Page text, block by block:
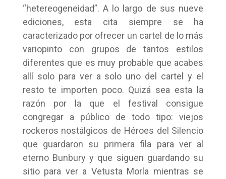
“hetereogeneidad”. A lo largo de sus nueve
ediciones, esta cita siempre se ha
caracterizado por ofrecer un cartel de lo más
variopinto con grupos de tantos estilos
diferentes que es muy probable que acabes
allí solo para ver a solo uno del cartel y el
resto te importen poco. Quizá sea esta la
razón por la que el festival consigue
congregar a público de todo tipo: viejos
rockeros nostálgicos de Héroes del Silencio
que guardaron su primera fila para ver al
eterno Bunbury y que siguen guardando su
sitio para ver a Vetusta Morla mientras se